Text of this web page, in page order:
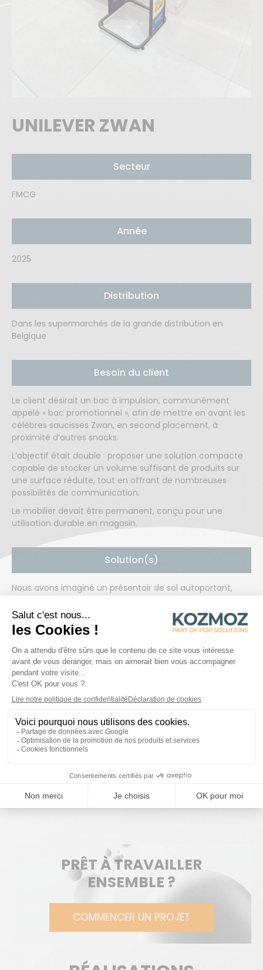
UNILEVER ZWAN
Secteur
FMCG
Année
2025
Distribution
Dans les supermarchés de la grande distribution en
Belgique
Besoin du client
Le client désirait un bac à impulsion, communément
appelé « bac promotionnel », afin de mettre en avant les
célèbres saucisses Zwan, en second placement, à
proximité d’autres snacks.
L’objectif était double : proposer une solution compacte
capable de stocker un volume suffisant de produits sur
une surface réduite, tout en offrant de nombreuses
possibilités de communication.
Le mobilier devait être permanent, conçu pour une
utilisation durable en magasin.
Solution(s)
Nous avons imaginé un présentoir de sol autoportant,
Structure en métal, adaptée à une utilisation
intensive,
communication flexible et évolutive
Livraison plano, avec un montage rapide et intuitif
pour le personnel en magasin.
exemplaires ont été conçue et produite en seulement 6
semaines.
Ce projet illustre notre expertise en PLV durable,
Une solution long terme, déjà reproduite plusieurs fois
PRÊT À TRAVAILLER
ENSEMBLE ?
COMMENCER UN PROJET